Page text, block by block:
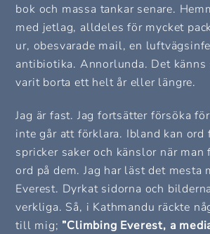
bok och massa tankar senare.
med jetlag, alldeles för mycket
ur, obesvarade mail, en
antibiotika. Annorlunda. Det känns
varit borta ett helt år eller längre.
Jag är fast. Jag fortsätter försöka
inte går att förklara. Ibland kan ord
spricker saker och känslor när man
ord på dem. Jag har läst det mesta
Everest. Dyrkat sidorna och
verkliga. Så, i Kathmandu räckte
till mig; ”Climbing Everest, a